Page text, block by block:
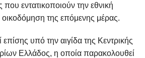
που εντατικοποιούν την εθνική
της επόμενης μέρας.
επίσης υπό την αιγίδα της Κεντρικής
Ελλάδος, η οποία παρακολουθεί